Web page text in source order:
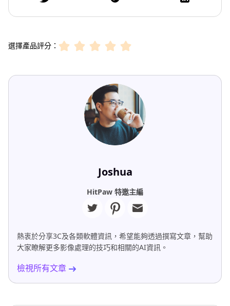
選擇產品評分：
Joshua
HitPaw 特邀主編
熱衷於分享3C及各類軟體資訊，希望能夠透過撰寫文章，幫助
大家瞭解更多影像處理的技巧和相關的AI資訊。
檢視所有文章